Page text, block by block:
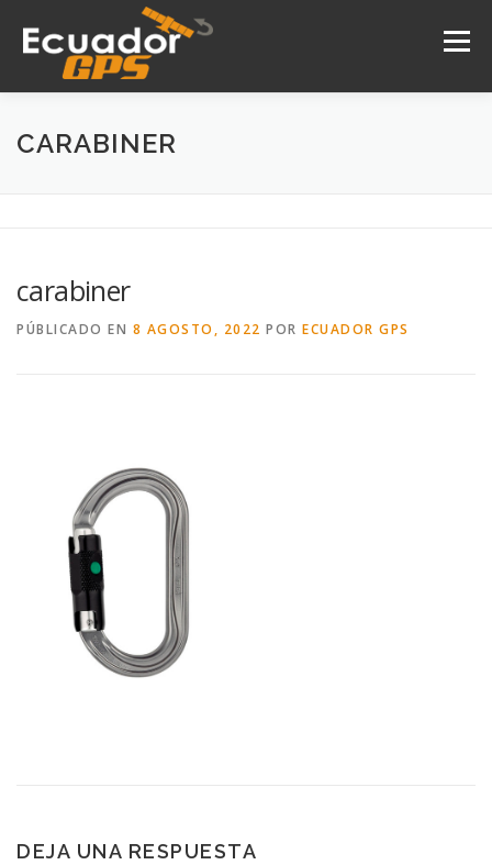
contenido
Menú
INICIO NOSOTROS
CARABINER
carabiner
PÚBLICADO EN 8 AGOSTO, 2022 POR ECUADOR GPS
DEJA UNA RESPUESTA